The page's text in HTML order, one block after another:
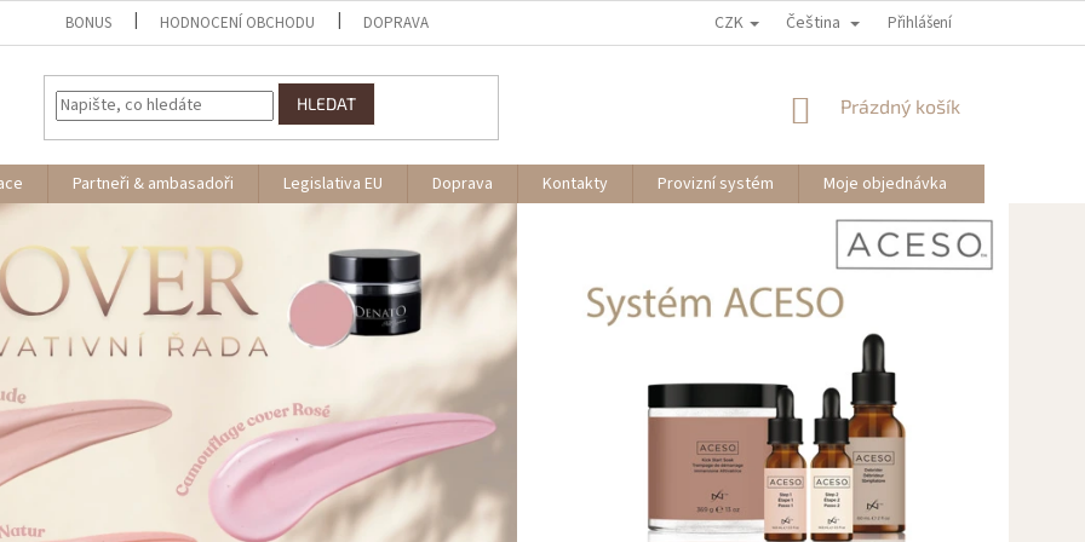
BONUS HODNOCENÍ OBCHODU DOPRAVA CZK Čeština Přihlášení
HLEDAT
NÁKUPNÍ
Prázdný košík
Partneři & ambasadoři Legislativa EU Doprava Kontakty Provizní systém Moje objednávka